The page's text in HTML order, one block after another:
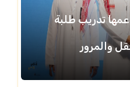
تدريب طلبة
والمرور